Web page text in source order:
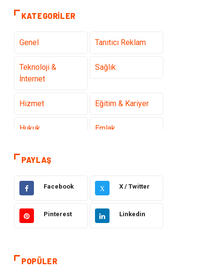
KATEGORILER
Genel Tanıtıcı Reklam
Teknoloji &
İnternet
Sağlık
Hizmet Eğitim & Kariyer
Hukuk Emlak
Otomotiv
PAYLAŞ
Facebook X X / Twitter
Pinterest Linkedin
POPÜLER